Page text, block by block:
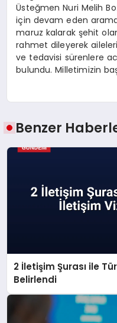
Üsteğmen Nuri Melih
için devam eden
maruz kalarak şehit
rahmet dileyerek
ve tedavisi sürenlere
bulundu. Milletimizin
Benzer
2 İletişim Şurası ile
Belirlendi